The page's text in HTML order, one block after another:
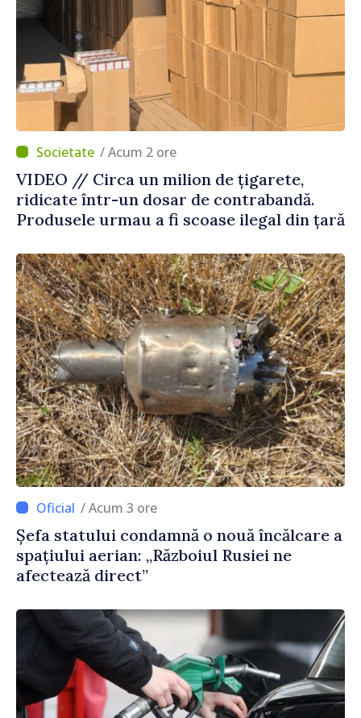
/ Acum 2 ore
VIDEO // Circa un milion de țigarete,
ridicate într-un dosar de contrabandă.
Produsele urmau a fi scoase ilegal din țară
/ Acum 3 ore
Șefa statului condamnă o nouă încălcare a
spațiului aerian: „Războiul Rusiei ne
afectează direct”